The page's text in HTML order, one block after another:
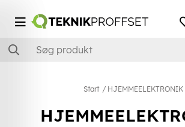
Start HJEMMEELEKTRONIK